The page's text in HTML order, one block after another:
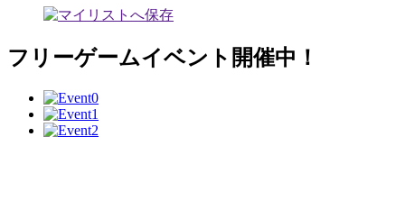
フリーゲームイベント開催中！